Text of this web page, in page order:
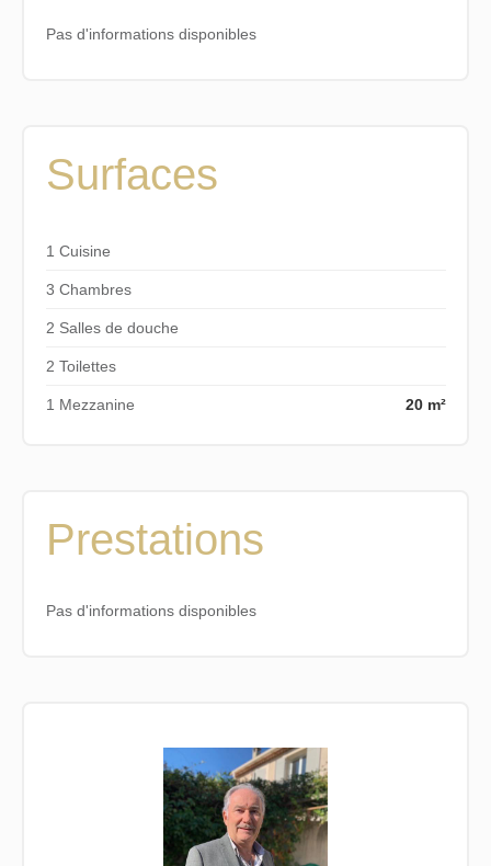
Pas d'informations disponibles
Surfaces
1 Cuisine
3 Chambres
2 Salles de douche
2 Toilettes
1 Mezzanine 20 m²
Prestations
Pas d'informations disponibles